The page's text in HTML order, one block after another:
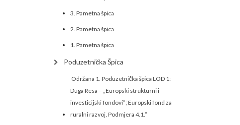
3. Pametna špica
2. Pametna špica
1. Pametna špica
Poduzetnička Špica
Održana 1. Poduzetnička špica LOD 1:
Duga Resa – „Europski strukturni i
investicijski fondovi”; Europski fond za
ruralni razvoj, Podmjera 4.1.”